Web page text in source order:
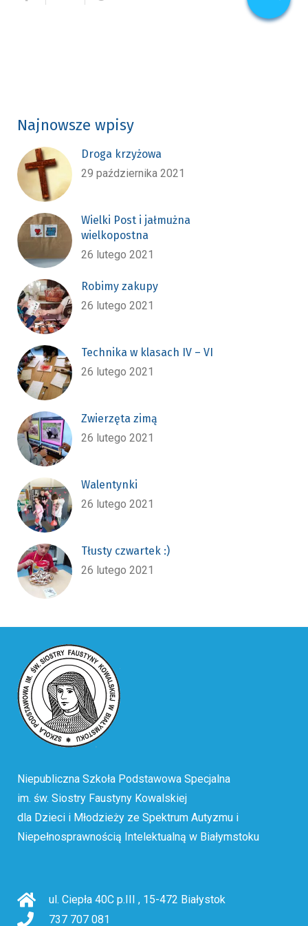
Najnowsze wpisy
Droga krzyżowa
29 października 2021
Wielki Post i jałmużna
wielkopostna
26 lutego 2021
Robimy zakupy
26 lutego 2021
Technika w klasach IV – VI
26 lutego 2021
Zwierzęta zimą
26 lutego 2021
Walentynki
26 lutego 2021
Tłusty czwartek :)
26 lutego 2021
Niepubliczna Szkoła Podstawowa Specjalna
im. św. Siostry Faustyny Kowalskiej
dla Dzieci i Młodzieży ze Spektrum Autyzmu i
Niepełnosprawnością Intelektualną w Białymstoku
ul. Ciepła 40C p.III , 15-472 Białystok
737 707 081